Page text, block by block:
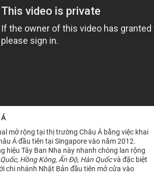
mở rộng tại thị trường Châu Á bằng việc khai
Á đầu tiên tại Singapore vào năm 2012.
hiệu Tây Ban Nha này nhanh chóng lan rộng
Hồng Kông, Ấn Độ, Hàn Quốcvà đặc biệt
chi nhánh Nhật Bản đầu tiên mở cửa vào